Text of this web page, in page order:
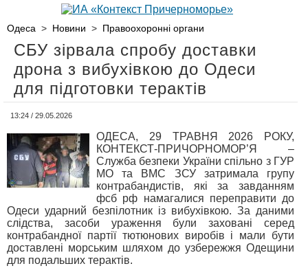
Одеса > Новини > Правоохоронні органи
СБУ зірвала спробу доставки
дрона з вибухівкою до Одеси
для підготовки терактів
13:24 / 29.05.2026
ОДЕСА, 29 ТРАВНЯ 2026 РОКУ,
КОНТЕКСТ-ПРИЧОРНОМОР’Я –
Служба безпеки України спільно з ГУР
МО та ВМС ЗСУ затримала групу
контрабандистів, які за завданням
фсб рф намагалися переправити до
Одеси ударний безпілотник із вибухівкою. За даними
слідства, засоби ураження були заховані серед
контрабандної партії тютюнових виробів і мали бути
доставлені морським шляхом до узбережжя Одещини
для подальших терактів.